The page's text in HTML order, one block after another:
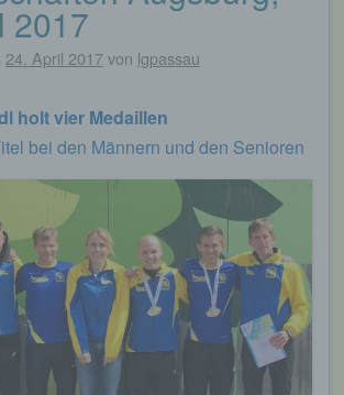
2017
24. April 2017 von lgpassau
holt vier Medaillen
bei den Männern und den Senioren